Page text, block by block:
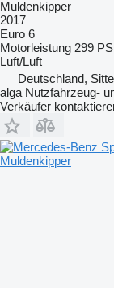
Muldenkipper
2017
Euro 6
Motorleistung 299
Luft/Luft
Deutschland,
alga Nutzfahrzeug-
Verkäufer